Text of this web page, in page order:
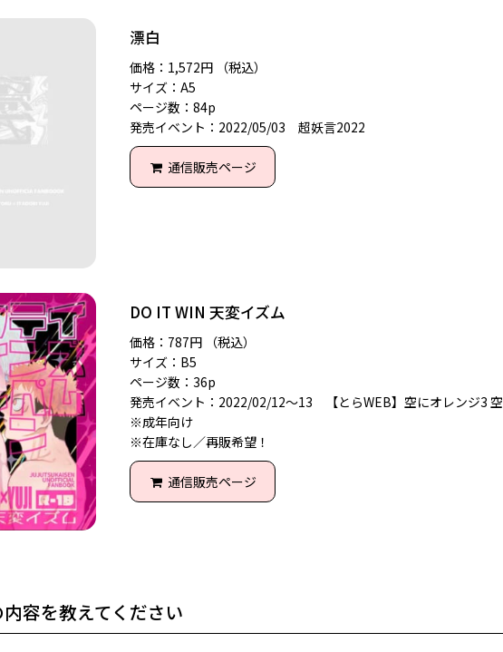
漂白
価格：1,572円 （税込）
サイズ：A5
ページ数：84p
発売イベント：2022/05/03 超妖言2022
通信販売ページ
DO IT WIN 天変イズム
価格：787円 （税込）
サイズ：B5
ページ数：36p
発売イベント：2022/02/12～13 【とらWEB】空にオレンジ3 空
※成年向け
※在庫なし／再販希望！
通信販売ページ
容を教えてください